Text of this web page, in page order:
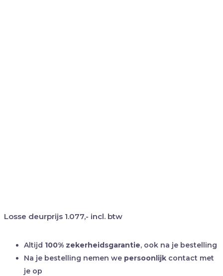
Losse deurprijs 1.077,- incl. btw
Altijd 100% zekerheidsgarantie, ook na je bestelling
Na je bestelling nemen we persoonlijk contact met
je op